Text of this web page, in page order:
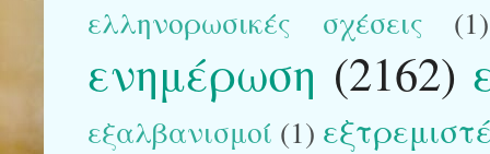
ελληνορωσικές σχέσεις (1)
ενημέρωση (2162)
εξαλβανισμοί (1)